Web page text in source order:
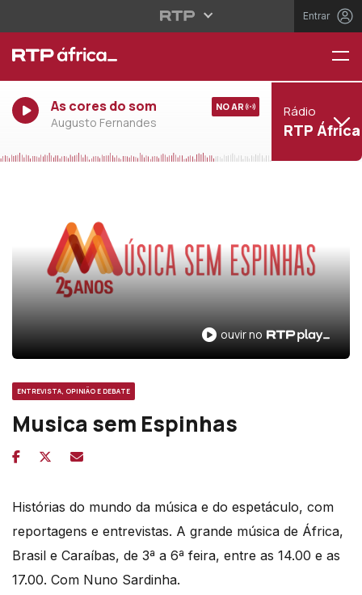
Entrar
As cores do som
Augusto Fernandes
NO AR Rádio
RTP África
ouvir no
ENTREVISTA, OPINIÃO E DEBATE
Musica sem Espinhas
Histórias do mundo da música e do espetáculo, com
reportagens e entrevistas. A grande música de África,
Brasil e Caraíbas, de 3ª a 6ª feira, entre as 14.00 e as
17.00. Com Nuno Sardinha.